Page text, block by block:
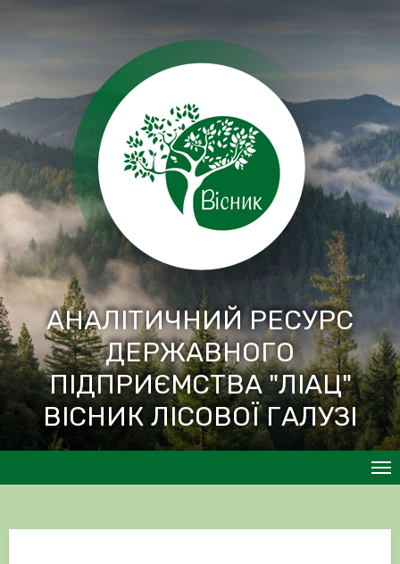
Перейти
АНАЛІТИЧНИЙ РЕСУРС
ДЕРЖАВНОГО
ПІДПРИЄМСТВА "ЛІАЦ"
ВІСНИК ЛІСОВОЇ ГАЛУЗІ